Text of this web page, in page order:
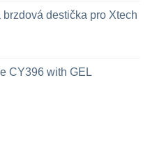
destička pro Xtech
KčCY396 with GEL